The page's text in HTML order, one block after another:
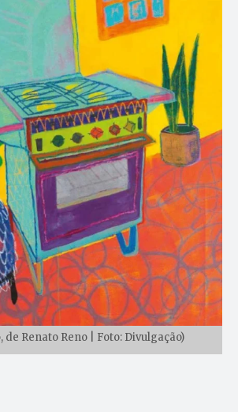
de Renato Reno | Foto: Divulgação)